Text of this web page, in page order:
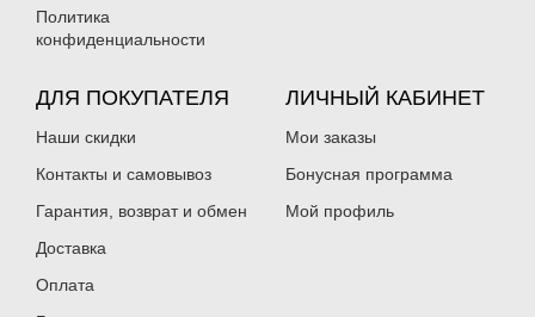
Политика
конфиденциальности
ДЛЯ ПОКУПАТЕЛЯ
Наши скидки
Контакты и самовывоз
Гарантия, возврат и обмен
Доставка
Оплата
ЛИЧНЫЙ КАБИНЕТ
Мои заказы
Бонусная программа
Мой профиль